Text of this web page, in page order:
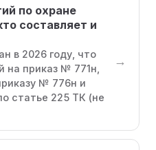
по охране
составляет и
в 2026 году, что
на приказ № 771н,
№ 776н и
статье 225 ТК (не
→